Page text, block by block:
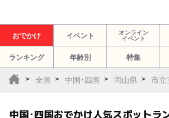
おでかけ イベント
オンライン
イベント
ランキング 年齢別 特集
全国 中国･四国 岡山県 市立
中国･四国おでかけ人気スポットラ